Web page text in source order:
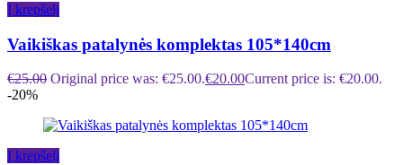
Į krepšelį
Vaikiškas patalynės komplektas 105*140cm
€25.00 Original price was: €25.00.€20.00Current price is: €20.00.
-20%
Į krepšelį